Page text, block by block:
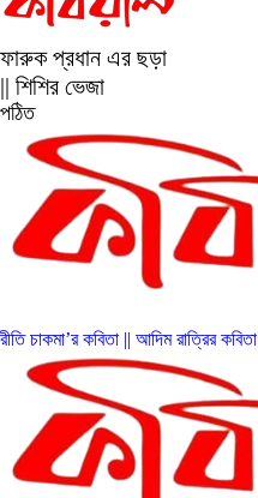
ফারুক প্রধান এর ছড়া
|| শিশির ভেজা
পঠিত
রীতি চাকমা’র কবিতা || আদিম রাত্রির কবিতা